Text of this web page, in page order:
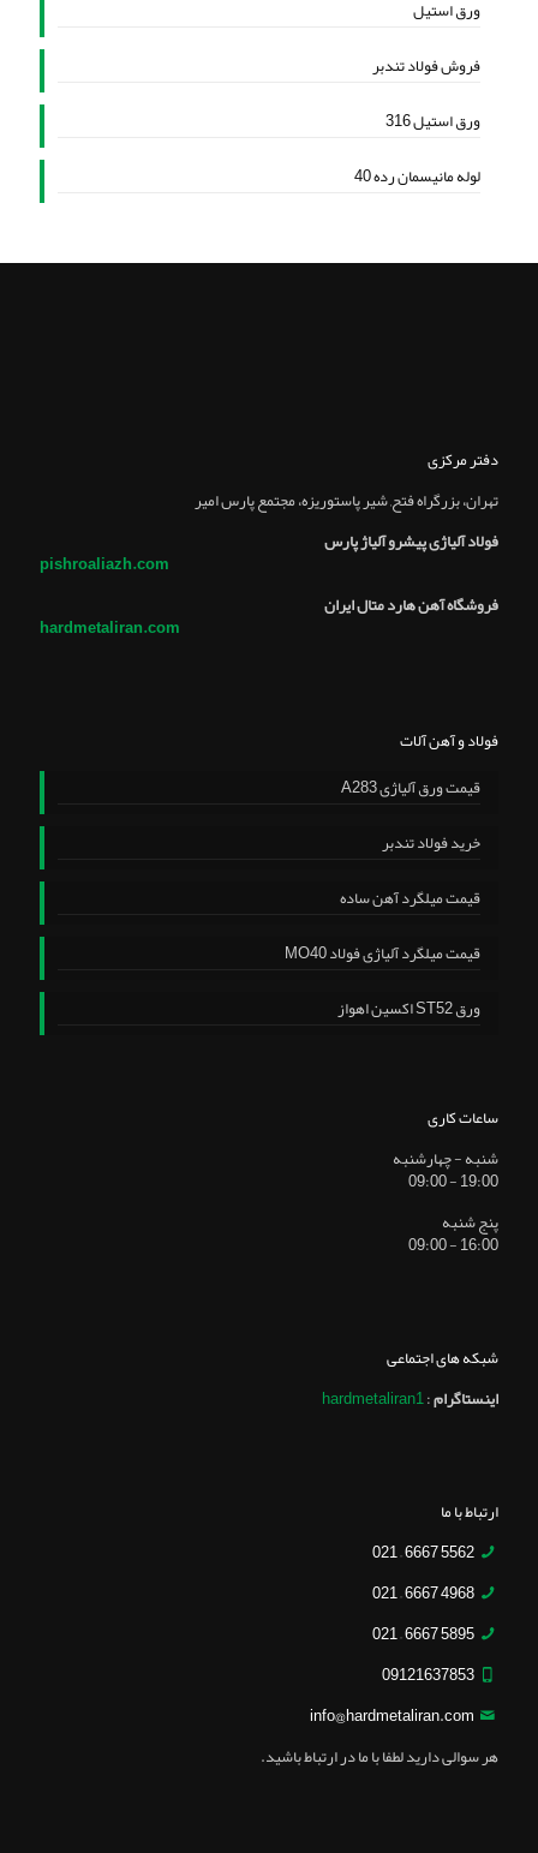
ورق استیل
فروش فولاد تندبر
ورق استیل 316
لوله مانیسمان رده 40
دفتر مرکزی
تهران، بزرگراه فتح, شير پاستوريزه، مجتمع پارس امير
فولاد آلیاژی پیشرو آلیاژ پارس
pishroaliazh.com
فروشگاه آهن هارد متال ایران
hardmetaliran.com
فولاد و آهن آلات
قیمت ورق آلیاژی A283
خرید فولاد تندبر
قیمت میلگرد آهن ساده
قیمت میلگرد آلیاژی فولاد MO40
ورق ST52 اکسین اهواز
ساعات کاری
شنبه - چهارشنبه
19:00 - 09:00
پنج شنبه
16:00 - 09:00
شبکه های اجتماعی
اینستاگرام:
hardmetaliran1
ارتباط با ما
5562 6667 – 021
4968 6667 – 021
5895 6667 – 021
09121637853
info@hardmetaliran.com
هر سوالی دارید لطفا با ما در ارتباط باشید.